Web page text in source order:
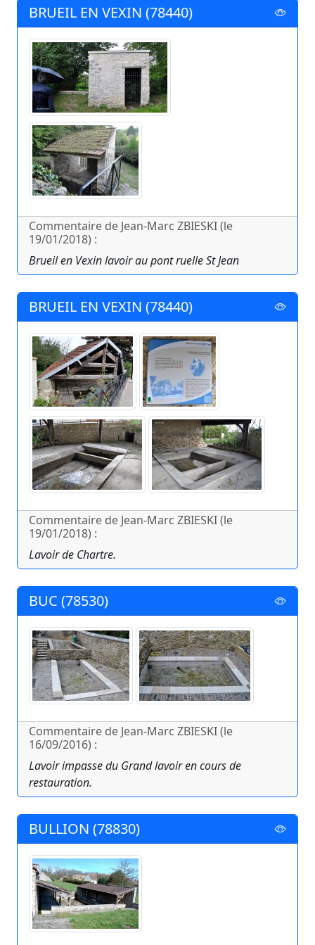
BRUEIL EN VEXIN (78440)
Commentaire de Jean-Marc ZBIESKI (le
19/01/2018) :
Brueil en Vexin lavoir au pont ruelle St Jean
BRUEIL EN VEXIN (78440)
Commentaire de Jean-Marc ZBIESKI (le
19/01/2018) :
Lavoir de Chartre.
BUC (78530)
Commentaire de Jean-Marc ZBIESKI (le
16/09/2016) :
Lavoir impasse du Grand lavoir en cours de
restauration.
BULLION (78830)